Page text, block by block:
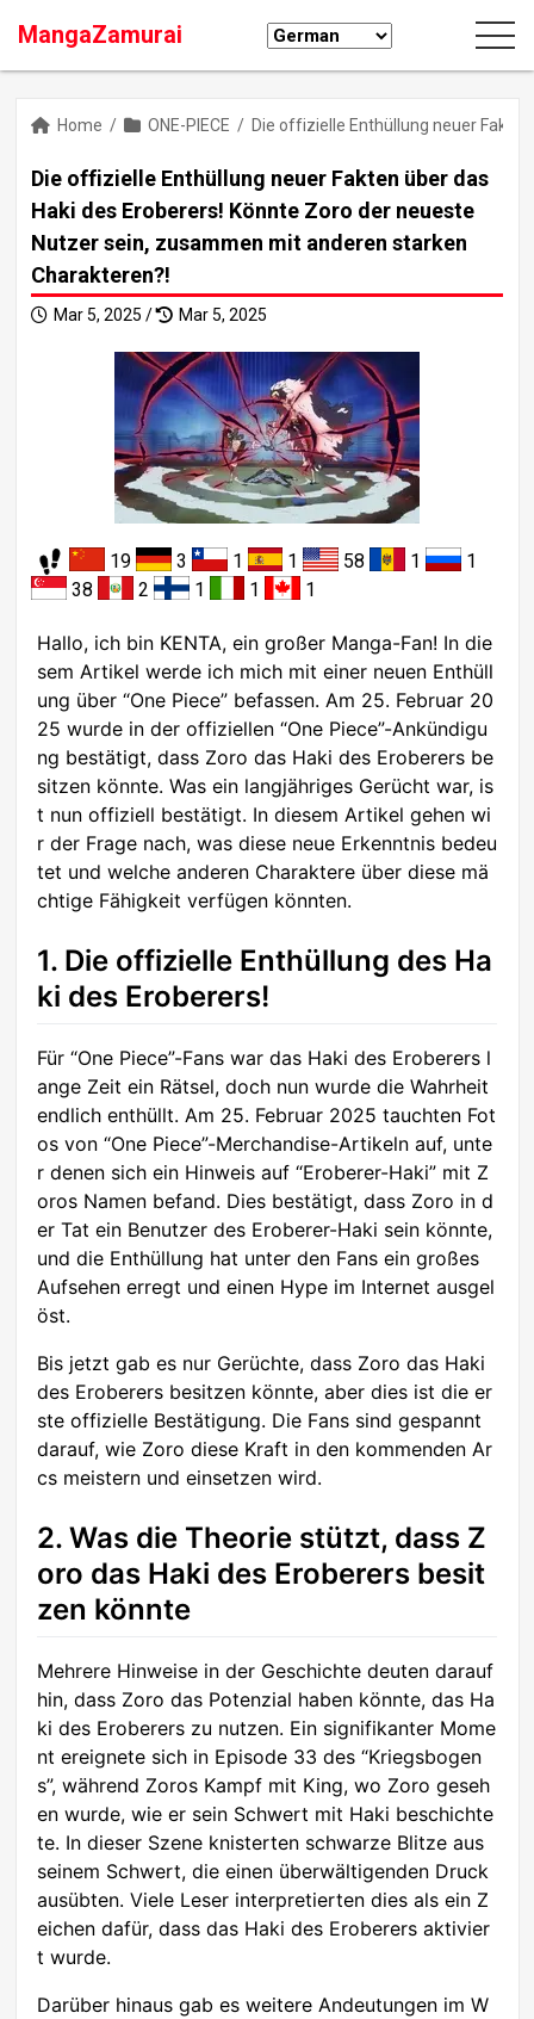
MangaZamurai
Home / ONE-PIECE / Die offizielle Enthüllung neuer
Die offizielle Enthüllung neuer Fakten über das
Haki des Eroberers! Könnte Zoro der neueste
Nutzer sein, zusammen mit anderen starken
Charakteren?!
Mar 5, 2025 / Mar 5, 2025
19 3 1 1 58 1
1
38
2 1 1 1
Hallo, ich bin KENTA, ein großer Manga-Fan! In die
sem Artikel werde ich mich mit einer neuen Enthüll
ung über “One Piece” befassen. Am 25. Februar 20
25 wurde in der offiziellen “One Piece”-Ankündigu
ng bestätigt, dass Zoro das Haki des Eroberers be
sitzen könnte. Was ein langjähriges Gerücht war, is
t nun offiziell bestätigt. In diesem Artikel gehen wi
r der Frage nach, was diese neue Erkenntnis bedeu
tet und welche anderen Charaktere über diese mä
chtige Fähigkeit verfügen könnten.
1. Die offizielle Enthüllung des Ha
ki des Eroberers!
Für “One Piece”-Fans war das Haki des Eroberers l
ange Zeit ein Rätsel, doch nun wurde die Wahrheit
endlich enthüllt. Am 25. Februar 2025 tauchten Fot
os von “One Piece”-Merchandise-Artikeln auf, unte
r denen sich ein Hinweis auf “Eroberer-Haki” mit Z
oros Namen befand. Dies bestätigt, dass Zoro in d
er Tat ein Benutzer des Eroberer-Haki sein könnte,
und die Enthüllung hat unter den Fans ein großes
Aufsehen erregt und einen Hype im Internet ausgel
öst.
Bis jetzt gab es nur Gerüchte, dass Zoro das Haki
des Eroberers besitzen könnte, aber dies ist die er
ste offizielle Bestätigung. Die Fans sind gespannt
darauf, wie Zoro diese Kraft in den kommenden Ar
cs meistern und einsetzen wird.
2. Was die Theorie stützt, dass Z
oro das Haki des Eroberers besit
zen könnte
Mehrere Hinweise in der Geschichte deuten darauf
hin, dass Zoro das Potenzial haben könnte, das Ha
ki des Eroberers zu nutzen. Ein signifikanter Mome
nt ereignete sich in Episode 33 des “Kriegsbogen
s”, während Zoros Kampf mit King, wo Zoro geseh
en wurde, wie er sein Schwert mit Haki beschichte
te. In dieser Szene knisterten schwarze Blitze aus
seinem Schwert, die einen überwältigenden Druck
ausübten. Viele Leser interpretierten dies als ein Z
eichen dafür, dass das Haki des Eroberers aktivier
t wurde.
Darüber hinaus gab es weitere Andeutungen im W